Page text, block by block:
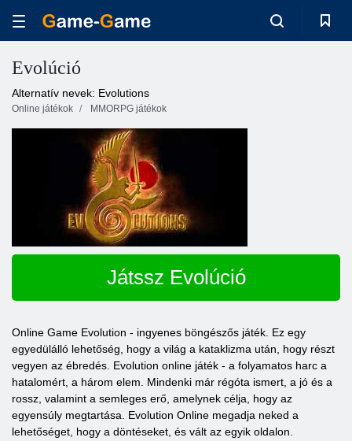
Evolúció
Alternatív nevek: Evolutions
Online játékok MMORPG játékok
Játssz Evolúció
Online Game Evolution - ingyenes böngészős játék. Ez egy
egyedülálló lehetőség, hogy a világ a kataklizma után, hogy részt
vegyen az ébredés. Evolution online játék - a folyamatos harc a
hatalomért, a három elem. Mindenki már régóta ismert, a jó és a
rossz, valamint a semleges erő, amelynek célja, hogy az
egyensúly megtartása. Evolution Online megadja neked a
lehetőséget, hogy a döntéseket, és vált az egyik oldalon.